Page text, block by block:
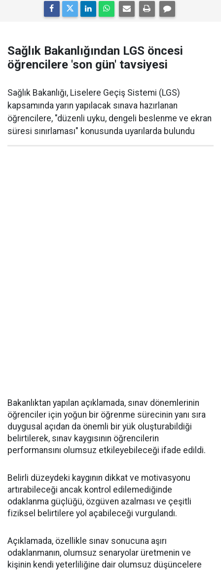
Sağlık Bakanlığından LGS öncesi
öğrencilere 'son gün' tavsiyesi
Sağlık Bakanlığı, Liselere Geçiş Sistemi (LGS)
kapsamında yarın yapılacak sınava hazırlanan
öğrencilere, "düzenli uyku, dengeli beslenme ve ekran
süresi sınırlaması" konusunda uyarılarda bulundu
Bakanlıktan yapılan açıklamada, sınav dönemlerinin
öğrenciler için yoğun bir öğrenme sürecinin yanı sıra
duygusal açıdan da önemli bir yük oluşturabildiği
belirtilerek, sınav kaygısının öğrencilerin
performansını olumsuz etkileyebileceği ifade edildi.
Belirli düzeydeki kaygının dikkat ve motivasyonu
artırabileceği ancak kontrol edilemediğinde
odaklanma güçlüğü, özgüven azalması ve çeşitli
fiziksel belirtilere yol açabileceği vurgulandı.
Açıklamada, özellikle sınav sonucuna aşırı
odaklanmanın, olumsuz senaryolar üretmenin ve
kişinin kendi yeterliliğine dair olumsuz düşüncelere